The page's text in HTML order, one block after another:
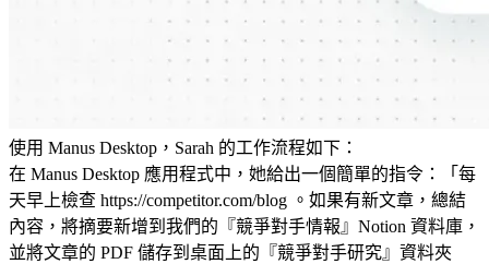
使用 Manus Desktop，Sarah 的工作流程如下：
在 Manus Desktop 應用程式中，她給出一個簡單的指令：「每
天早上檢查 https://competitor.com/blog 。如果有新文章，總結
內容，將摘要新增到我們的『競爭對手情報』Notion 資料庫，
並將文章的 PDF 儲存到桌面上的『競爭對手研究』資料夾